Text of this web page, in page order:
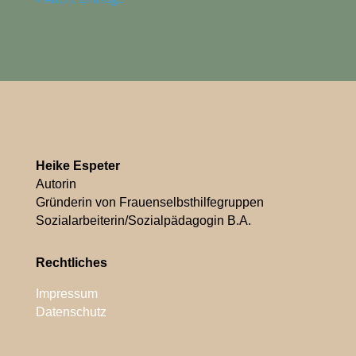
Heike Espeter
Autorin
Gründerin von Frauenselbsthilfegruppen
Sozialarbeiterin/Sozialpädagogin B.A.
Rechtliches
Impressum
Datenschutz